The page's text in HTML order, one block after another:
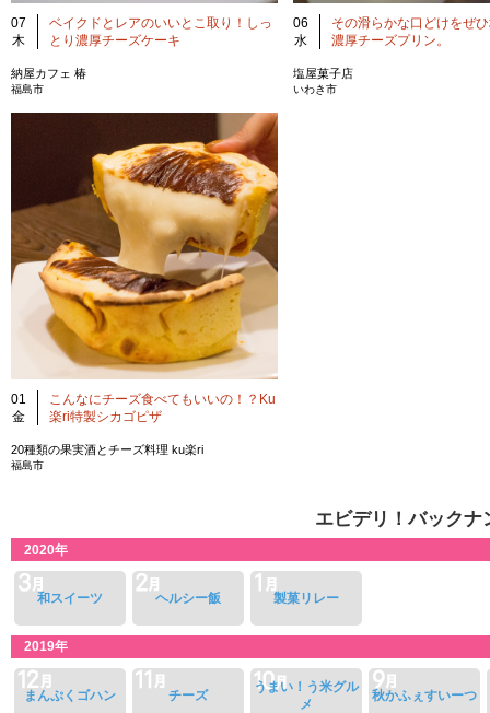
07
木
ベイクドとレアのいいとこ取り！しっ
とり濃厚チーズケーキ
納屋カフェ 椿
福島市
06
水
その滑らかな口どけをぜ
濃厚チーズプリン。
塩屋菓子店
いわき市
01
金
こんなにチーズ食べてもいいの！？Ku
楽ri特製シカゴピザ
20種類の果実酒とチーズ料理 ku楽ri
福島市
エビデリ！バックナ
2020年
和スイーツ ヘルシー飯 製菓リレー
2019年
まんぷくゴハン チーズ
うまい！う米グル
メ
秋かふぇすいーつ